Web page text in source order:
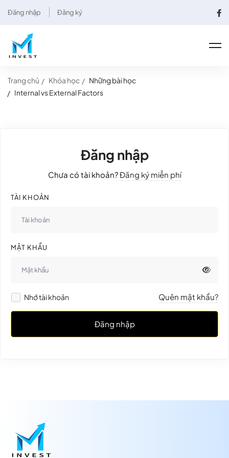
Đăng nhập Đăng ký
Trang chủ Khóa học
Những bài học
Internal vs External Factors
Đăng nhập
Chưa có tài khoản?Đăng ký miễn phí
TÀI KHOẢN
MẬT KHẨU
Nhớ tài khoản Quên mật khẩu?
Đăng nhập